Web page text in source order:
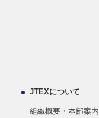
JTEXについて
組織概要・本部案内